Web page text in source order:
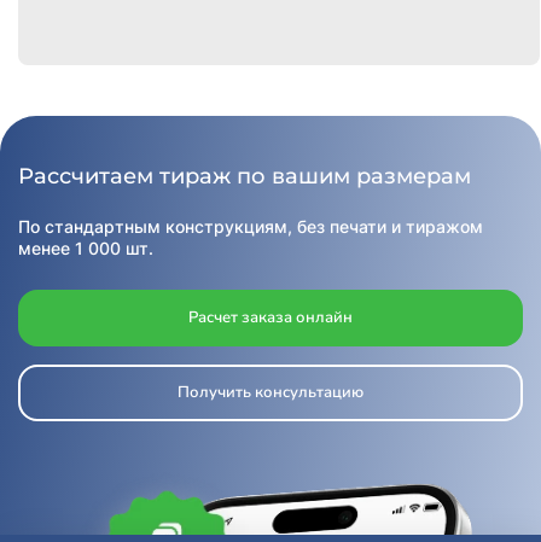
Рассчитаем тираж по вашим размерам
По стандартным конструкциям, без печати и тиражом
менее 1 000 шт.
Расчет заказа онлайн
Получить консультацию